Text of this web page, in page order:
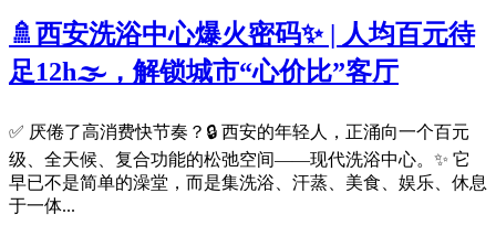
🚿西安洗浴中心爆火密码✨ | 人均百元待
足12h🌫️，解锁城市“心价比”客厅
✅ 厌倦了高消费快节奏？🔒 西安的年轻人，正涌向一个百元
级、全天候、复合功能的松弛空间——现代洗浴中心。✨ 它
早已不是简单的澡堂，而是集洗浴、汗蒸、美食、娱乐、休息
于一体...